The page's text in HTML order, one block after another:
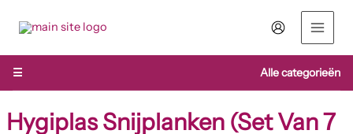
naar
inhoud
☰
Alle categorieën
Hygiplas Snijplanken (Set Van 7